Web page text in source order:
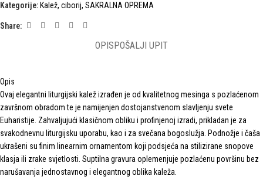
Kategorije: Kalež, ciborij, SAKRALNA OPREMA
Share:
OPISPOŠALJI UPIT
Opis
Ovaj elegantni liturgijski kalež izrađen je od kvalitetnog mesinga s pozlaćenom
završnom obradom te je namijenjen dostojanstvenom slavljenju svete
Euharistije. Zahvaljujući klasičnom obliku i profinjenoj izradi, prikladan je za
svakodnevnu liturgijsku uporabu, kao i za svečana bogoslužja. Podnožje i čaša
ukrašeni su finim linearnim ornamentom koji podsjeća na stilizirane snopove
klasja ili zrake svjetlosti. Suptilna gravura oplemenjuje pozlaćenu površinu bez
narušavanja jednostavnog i elegantnog oblika kaleža.